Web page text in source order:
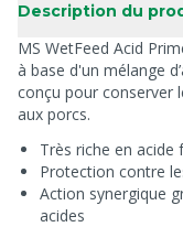
Description du
MS WetFeed Acid
à base d'un mélange
conçu pour conserver
aux porcs.
Très riche en acide
Protection contre
Action synergique
acides